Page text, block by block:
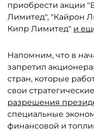
приобрести акции
Лимитед", "Кайрон
Кипр Лимитед" и
Напомним, что в
запретил
стран, которые
свои
разрешения
специальные
финансовой и